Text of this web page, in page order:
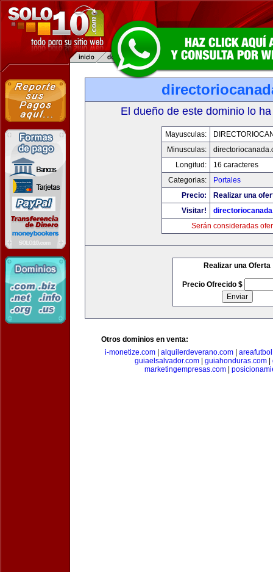
El dueño de este dominio lo
Mayusculas:
Minusculas:
Longitud:
16 caracteres
Categorias:
Portales
Precio:
Realizar una
Visitar!
Serán consideradas
Realizar una Oferta
Precio Ofrecido $
Otros dominios en venta:
i-monetize.com
alquilerdeverano.com
guiaelsalvador.com| guiahonduras.com|
marketingempresas.com